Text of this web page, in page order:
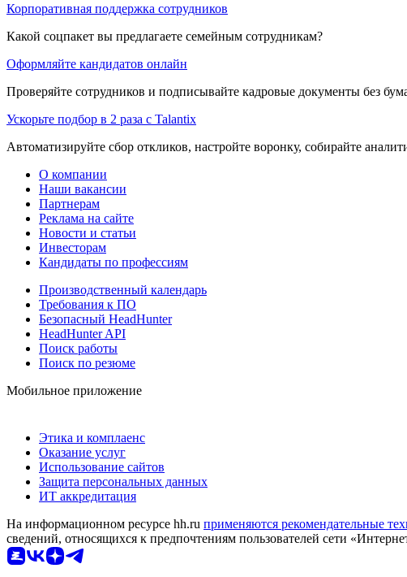
Корпоративная поддержка сотрудников
Какой соцпакет вы предлагаете семейным сотрудникам?
Оформляйте кандидатов онлайн
Проверяйте сотрудников и подписывайте кадровые документы без
Ускорьте подбор в 2 раза с Talantix
Автоматизируйте сбор откликов, настройте воронку, собирайте
О компании
Наши вакансии
Партнерам
Реклама на сайте
Новости и статьи
Инвесторам
Кандидаты по профессиям
Производственный календарь
Требования к ПО
Безопасный HeadHunter
HeadHunter API
Поиск работы
Поиск по резюме
Мобильное приложение
Этика и комплаенс
Оказание услуг
Использование сайтов
Защита персональных данных
ИТ аккредитация
На информационном ресурсе hh.ru применяются рекомендательные
сведений, относящихся к предпочтениям пользователей сети